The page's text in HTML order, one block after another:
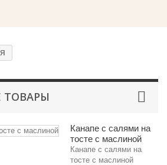
Канапе с салями на
тосте с маслиной
Канапе с салями на
тосте с маслиной